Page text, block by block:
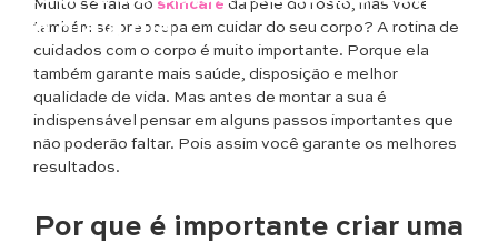
no dia a dia
Muito se fala do skincare da pele do rosto, mas você
também se preocupa em cuidar do seu corpo? A rotina de
cuidados com o corpo é muito importante. Porque ela
também garante mais saúde, disposição e melhor
qualidade de vida. Mas antes de montar a sua é
indispensável pensar em alguns passos importantes que
não poderão faltar. Pois assim você garante os melhores
resultados.
Por que é importante criar uma